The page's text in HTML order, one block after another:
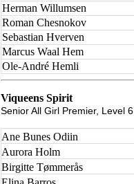
Herman Willumsen
Roman Chesnokov
Sebastian Hverven
Marcus Waal Hem
Ole-André Hemli
Viqueens Spirit
Senior All Girl Premier, Level 6
Ane Bunes Odiin
Aurora Holm
Birgitte Tømmerås